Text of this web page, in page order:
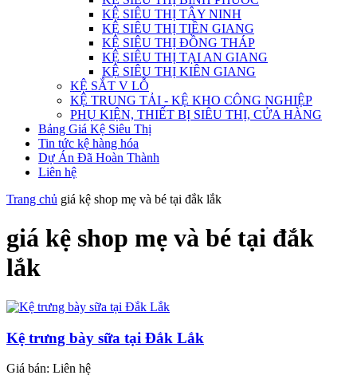
KỆ SIÊU THỊ TÂY NINH
KỆ SIÊU THỊ TIỀN GIANG
KỆ SIÊU THỊ ĐỒNG THÁP
KỆ SIÊU THỊ TẠI AN GIANG
KỆ SIÊU THỊ KIÊN GIANG
KỆ SẮT V LỖ
KỆ TRUNG TẢI - KỆ KHO CÔNG NGHIỆP
PHỤ KIỆN, THIẾT BỊ SIÊU THỊ, CỬA HÀNG
Bảng Giá Kệ Siêu Thị
Tin tức kệ hàng hóa
Dự Án Đã Hoàn Thành
Liên hệ
Trang chủ giá kệ shop mẹ và bé tại đắk lắk
giá kệ shop mẹ và bé tại đắk
lắk
Kệ trưng bày sữa tại Đắk Lắk
Giá bán: Liên hệ